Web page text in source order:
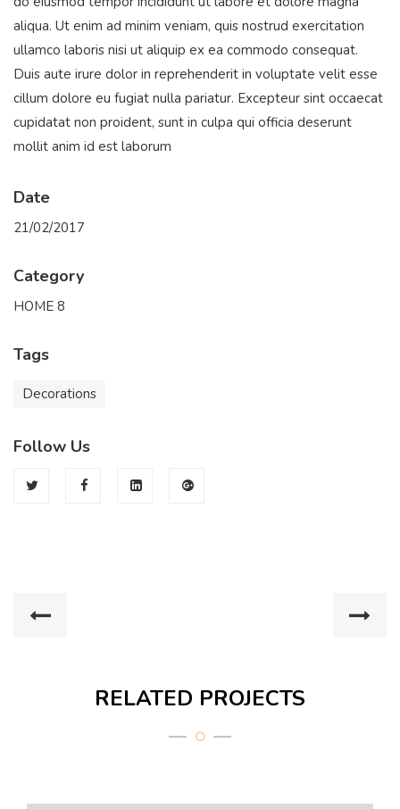
aliqua. Ut enim ad minim veniam, quis nostrud exercitation
ullamco laboris nisi ut aliquip ex ea commodo consequat.
Duis aute irure dolor in reprehenderit in voluptate velit esse
cillum dolore eu fugiat nulla pariatur. Excepteur sint occaecat
cupidatat non proident, sunt in culpa qui officia deserunt
mollit anim id est laborum
Date
21/02/2017
Category
HOME 8
Tags
Decorations
Follow Us
RELATED PROJECTS